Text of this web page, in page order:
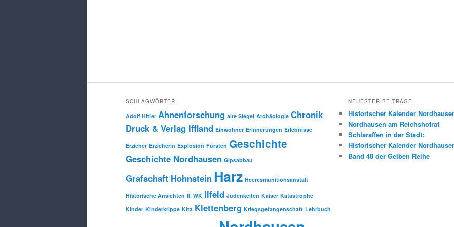
SCHLAGWÖRTER
Adolf Hitler Ahnenforschung alte Siegel Archäologie Chronik
Druck & Verlag Iffland Einwohner Erinnerungen Erlebnisse
Erzieher Erzieherin Explosion Fürsten Geschichte
Geschichte Nordhausen Gipsabbau
Grafschaft Hohnstein Harz Heeresmunitionsanstalt
Historische Ansichten II. WK Ilfeld Judenkeiten Kaiser Katastrophe
Kinder Kinderkrippe Kita Klettenberg Kriegsgefangenschaft Lehrbuch
NEUESTER BEITRÄGE
Historischer Kalender
Nordhausen am Reichshofrat
Schlaraffen in der Stadt:
Historischer Kalender
Band 48 der Gelben Reihe